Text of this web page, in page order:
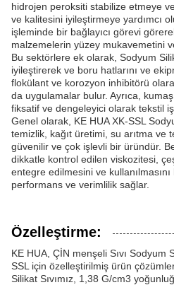
hidrojen peroksiti stabilize etmeye
ve kalitesini iyileştirmeye yardımcı
işleminde bir bağlayıcı görevi
malzemelerin yüzey mukavemetini
Bu sektörlere ek olarak, Sodyum
iyileştirerek ve boru hatlarını ve
flokülant ve korozyon inhibitörü
da uygulamalar bulur. Ayrıca,
fiksatif ve dengeleyici olarak tekstil
Genel olarak, KE HUA XK-SSL
temizlik, kağıt üretimi, su arıtma ve
güvenilir ve çok işlevli bir üründür.
dikkatle kontrol edilen viskozitesi,
entegre edilmesini ve
performans ve verimlilik sağlar.
Özelleştirme:
KE HUA, ÇİN menşeli Sıvı Sodyum
SSL için özelleştirilmiş ürün
Silikat Sıvımız, 1,38 G/cm3